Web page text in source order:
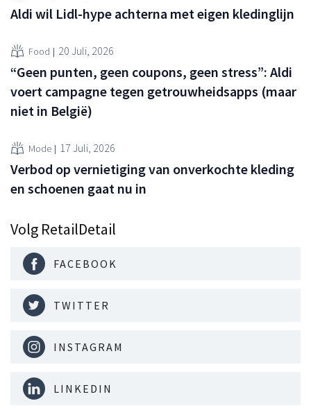
Aldi wil Lidl-hype achterna met eigen kledinglijn
Food 20 Juli, 2026
“Geen punten, geen coupons, geen stress”: Aldi
voert campagne tegen getrouwheidsapps (maar
niet in België)
Mode 17 Juli, 2026
Verbod op vernietiging van onverkochte kleding
en schoenen gaat nu in
Volg RetailDetail
FACEBOOK
TWITTER
INSTAGRAM
LINKEDIN